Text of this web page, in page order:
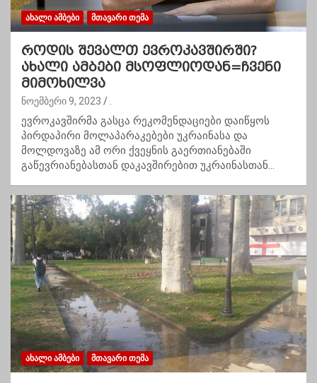
ᲐᲮᲐᲚᲘ ᲐᲛᲑᲔᲑᲘ ᲛᲗᲐᲕᲐᲠᲘ ᲗᲔᲛᲐ
როდის შევალთ ევროკავშირში?
ახალი ამბები მსოფლიოდან=ჩვენი
მიმოხილვა
ნოემბერი 9, 2023 .
ევროკავშირმა გასცა რეკომენდაციები დაიწყოს
პირდაპირი მოლაპარაკებები უკრაინასა და
მოლდოვაზე ამ ორი ქვეყნის გაერთიანებაში
გაწევრიანებასთან დაკავშირებით უკრაინასთან…
ᲐᲮᲐᲚᲘ ᲐᲛᲑᲔᲑᲘ ᲛᲗᲐᲕᲐᲠᲘ ᲗᲔᲛᲐ